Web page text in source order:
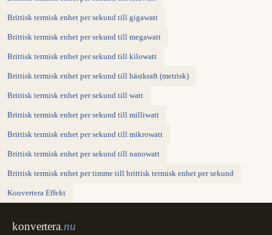
Brittisk termisk enhet per sekund till gigawatt
Brittisk termisk enhet per sekund till megawatt
Brittisk termisk enhet per sekund till kilowatt
Brittisk termisk enhet per sekund till hästkraft (metrisk)
Brittisk termisk enhet per sekund till watt
Brittisk termisk enhet per sekund till milliwatt
Brittisk termisk enhet per sekund till mikrowatt
Brittisk termisk enhet per sekund till nanowatt
Brittisk termisk enhet per timme till brittisk termisk enhet per sekund
Konvertera Effekt
konvertera.nu